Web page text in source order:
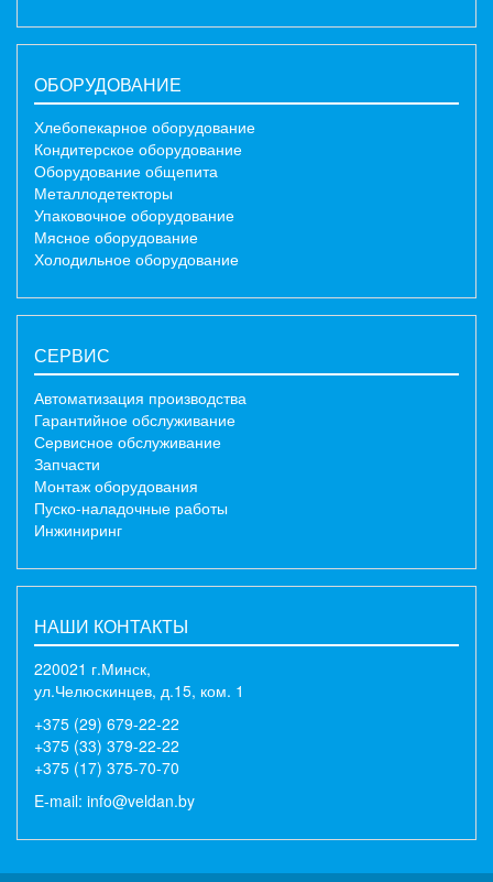
ОБОРУДОВАНИЕ
Хлебопекарное оборудование
Кондитерское оборудование
Оборудование общепита
Металлодетекторы
Упаковочное оборудование
Мясное оборудование
Холодильное оборудование
СЕРВИС
Автоматизация производства
Гарантийное обслуживание
Сервисное обслуживание
Запчасти
Монтаж оборудования
Пуско-наладочные работы
Инжиниринг
НАШИ КОНТАКТЫ
220021 г.Минск,
ул.Челюскинцев, д.15, ком. 1
+375 (29) 679-22-22
+375 (33) 379-22-22
+375 (17) 375-70-70
E-mail: info@veldan.by